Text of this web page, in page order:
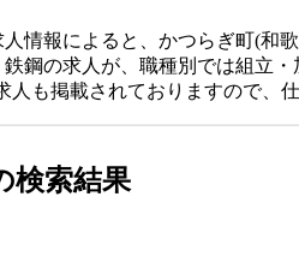
情報によると、かつらぎ町(和
鋼の求人が、職種別では組立
も掲載されておりますので、
検索結果